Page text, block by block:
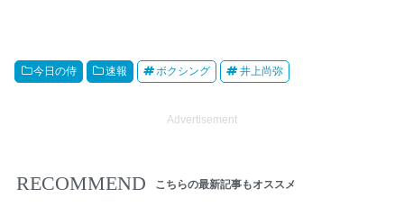
今日の侍 速報 ボクシング 井上尚弥
Advertisement
RECOMMEND こちらの最新記事もオススメ